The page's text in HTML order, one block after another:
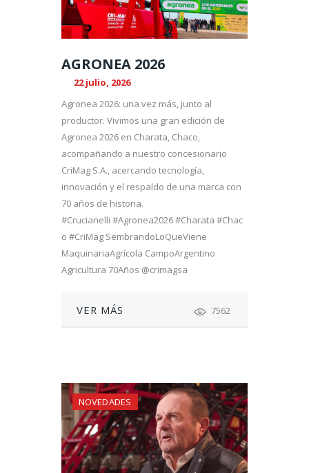
AGRONEA 2026
22 julio, 2026
Agronea 2026: una vez más, junto al
productor. Vivimos una gran edición de
Agronea 2026 en Charata, Chaco,
acompañando a nuestro concesionario
CriMag S.A., acercando tecnología,
innovación y el respaldo de una marca con
70 años de historia.
#Crucianelli #Agronea2026 #Charata #Chac
o #CriMag SembrandoLoQueViene
MaquinariaAgrícola CampoArgentino
Agricultura 70Años @crimagsa
VER MÁS 7562
NOVEDADES